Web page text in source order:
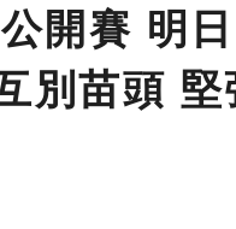
開賽 明
別苗頭